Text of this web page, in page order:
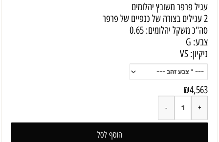
עגיל פרפר משובץ יהלומים
2 עגילים בצורה של כנפיים של פרפר
סה"כ משקל יהלומים: 0.65
צבע: G
ניקיון: VS
₪4,563
הוסף לסל